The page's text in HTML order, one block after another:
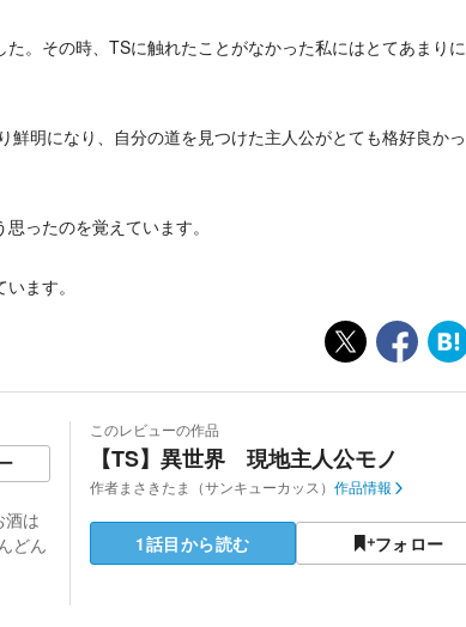
。その時、TSに触れたことがなかった私にはとてあまりに
鮮明になり、自分の道を見つけた主人公がとても格好良かっ
ったのを覚えています。
ます。
酒は
どん
このレビューの作品
【TS】異世界 現地主人公モノ
作者まさきたま（サンキューカッス） 作品情報
1話目から読む フォロー